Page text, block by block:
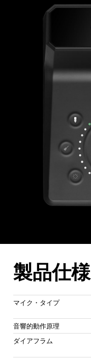
製品仕様
マイク・タイプ
音響的動作原理
ダイアフラム